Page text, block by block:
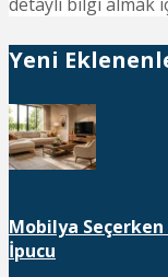
Yeni
Mobilya
İpucu